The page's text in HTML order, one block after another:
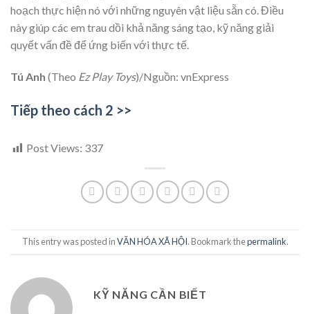
hoạch thực hiện nó với những nguyên vật liệu sẵn có. Điều
này giúp các em trau dồi khả năng sáng tạo, kỹ năng giải
quyết vấn đề để ứng biến với thực tế.
Tú Anh (Theo Ez Play Toys)/Nguồn: vnExpress
Tiếp theo cách 2 >>
Post Views: 337
This entry was posted inVĂN HÓA XÃ HỘI. Bookmark thepermalink.
KỸ NĂNG CẦN BIẾT